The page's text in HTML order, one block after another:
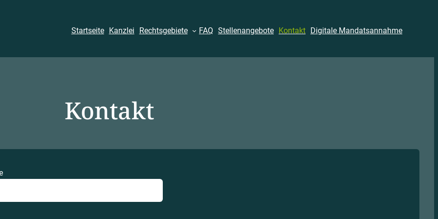
Startseite Kanzlei Rechtsgebiete FAQ Stellenangebote Kontakt Digitale Mandatsannahme
Kontakt